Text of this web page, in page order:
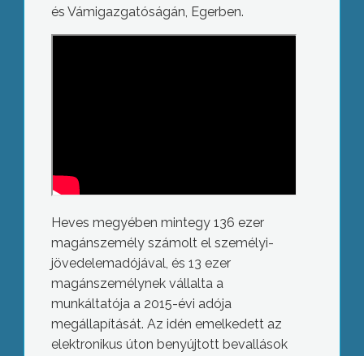
és Vámigazgatóságán, Egerben.
Heves megyében mintegy 136 ezer
magánszemély számolt el személyi-
jövedelemadójával, és 13 ezer
magánszemélynek vállalta a
munkáltatója a 2015-évi adója
megállapítását. Az idén emelkedett az
elektronikus úton benyújtott bevallások